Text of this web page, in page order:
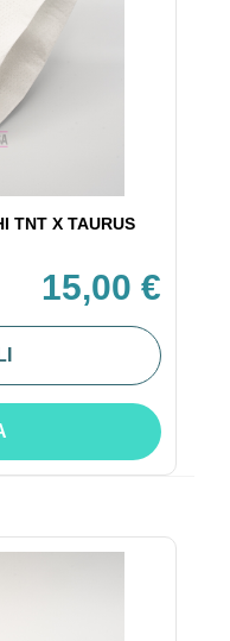
TNT X TAURUS
15,00 €